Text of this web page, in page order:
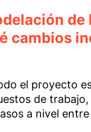
de
cambios
el proyecto
de
a nivel